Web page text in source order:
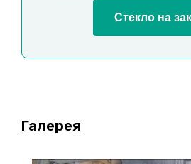
Стекло на
Галерея